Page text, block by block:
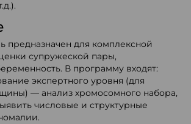
предназначен для комплексной
супружеской пары,
В программу входят:
экспертного уровня (для
— анализ хромосомного набора,
числовые и структурные